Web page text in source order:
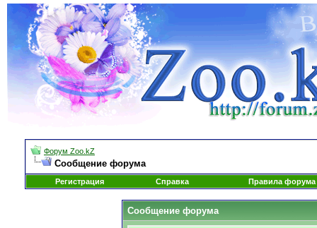
Форум Zoo.kZ
Сообщение форума
Регистрация Справка Правила форума
Сообщение форума